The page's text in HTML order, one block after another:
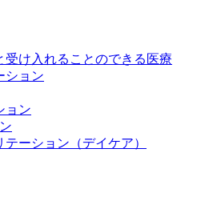
受け入れることのできる医療
ション
ョン
ーション（デイケア）